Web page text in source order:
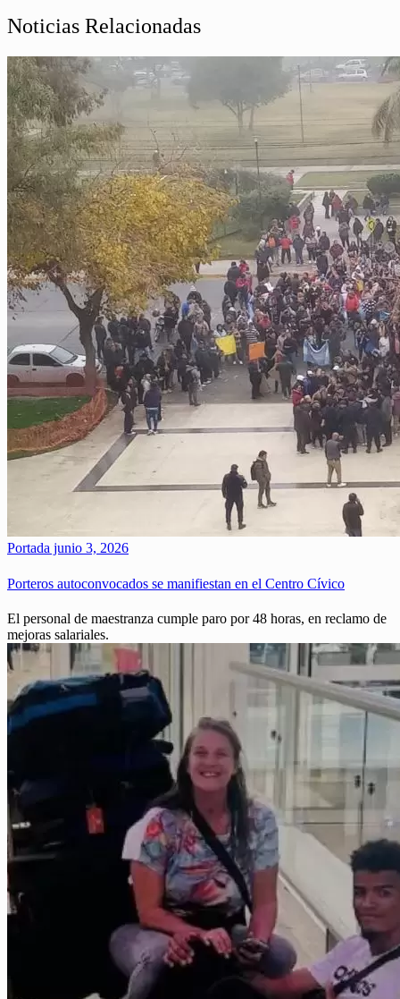
Noticias Relacionadas
Portada junio 3, 2026
Porteros autoconvocados se manifiestan en el Centro Cívico
El personal de maestranza cumple paro por 48 horas, en reclamo de
mejoras salariales.